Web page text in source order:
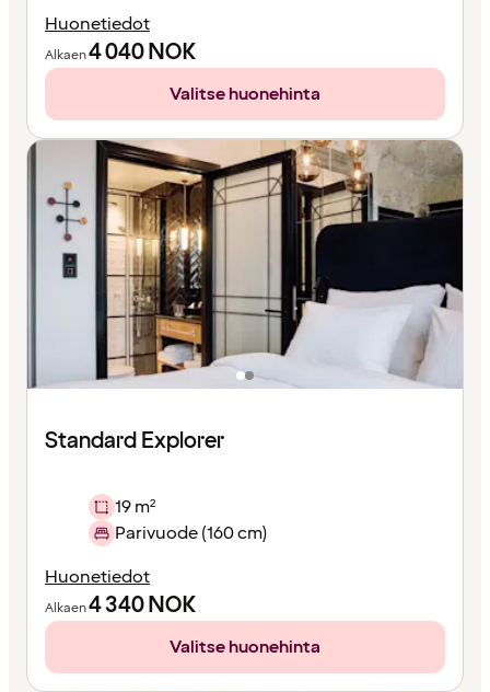
Huonetiedot
Alkaen4 040NOK
Valitse huonehinta
Standard Explorer
19 m²
Parivuode (160 cm)
Huonetiedot
Alkaen4 340NOK
Valitse huonehinta